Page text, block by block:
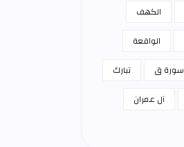
الكهف
الواقعة
سورة ق
تبارك
آل عمران